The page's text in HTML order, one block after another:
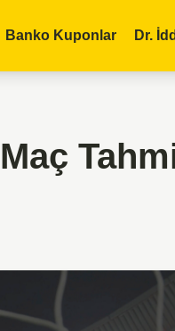
Banko Kuponlar Dr.